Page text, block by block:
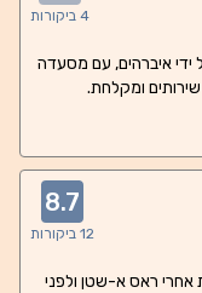
4 ביקורות
איברהים, עם מסעדה
ומקלחת.
8.7
12 ביקורות
ראס א-שטן ולפני